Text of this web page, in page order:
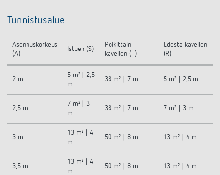
Tunnistusalue
Asennuskorkeus
(A)
Istuen (S)
Poikittain
kävellen (T)
Edestä kävellen
(R)
2 m
5 m² | 2,5
m
38 m² | 7 m 5 m² | 2,5 m
2,5 m
7 m² | 3
m
38 m² | 7 m 7 m² | 3 m
3 m
13 m² | 4
m
50 m² | 8 m 13 m² | 4 m
3,5 m
13 m² | 4
m
50 m² | 8 m 13 m² | 4 m